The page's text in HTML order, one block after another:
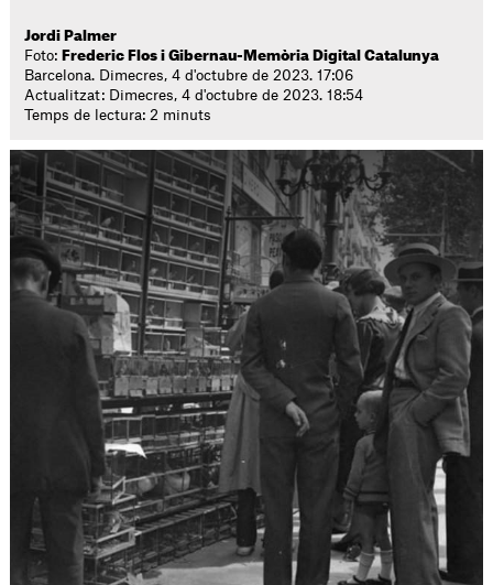
Jordi Palmer
Foto: Frederic Flos i Gibernau-Memòria Digital Catalunya
Barcelona. Dimecres, 4 d'octubre de 2023. 17:06
Actualitzat: Dimecres, 4 d'octubre de 2023. 18:54
Temps de lectura: 2 minuts